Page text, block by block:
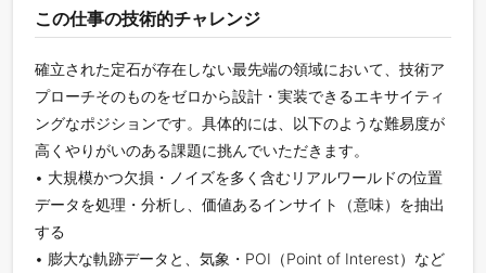
この仕事の技術的チャレンジ
確立された定石が存在しない最先端の領域において、技術ア
プローチそのものをゼロから設計・実装できるエキサイティ
ングなポジションです。具体的には、以下のような難易度が
高くやりがいのある課題に挑んでいただきます。
• 大規模かつ欠損・ノイズを多く含むリアルワールドの位置
データを処理・分析し、価値あるインサイト（意味）を抽出
する
• 膨大な軌跡データと、気象・POI（Point of Interest）など